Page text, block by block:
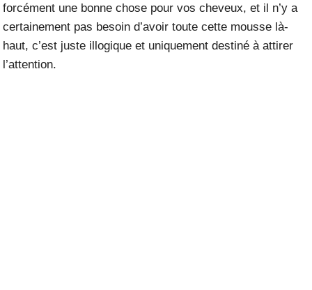
forcément une bonne chose pour vos cheveux, et il n’y a
certainement pas besoin d’avoir toute cette mousse là-
haut, c’est juste illogique et uniquement destiné à attirer
l’attention.